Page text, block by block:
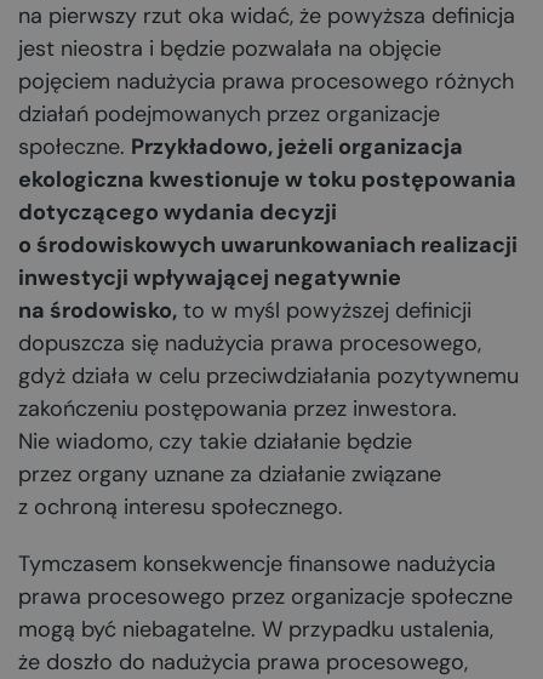
na pierwszy rzut oka widać, że powyższa definicja
jest nieostra i będzie pozwalała na objęcie
pojęciem nadużycia prawa procesowego różnych
działań podejmowanych przez organizacje
społeczne. Przykładowo, jeżeli organizacja
ekologiczna kwestionuje w toku postępowania
dotyczącego wydania decyzji
o środowiskowych uwarunkowaniach realizacji
inwestycji wpływającej negatywnie
na środowisko, to w myśl powyższej definicji
dopuszcza się nadużycia prawa procesowego,
gdyż działa w celu przeciwdziałania pozytywnemu
zakończeniu postępowania przez inwestora.
Nie wiadomo, czy takie działanie będzie
przez organy uznane za działanie związane
z ochroną interesu społecznego.
Tymczasem konsekwencje finansowe nadużycia
prawa procesowego przez organizacje społeczne
mogą być niebagatelne. W przypadku ustalenia,
że doszło do nadużycia prawa procesowego,